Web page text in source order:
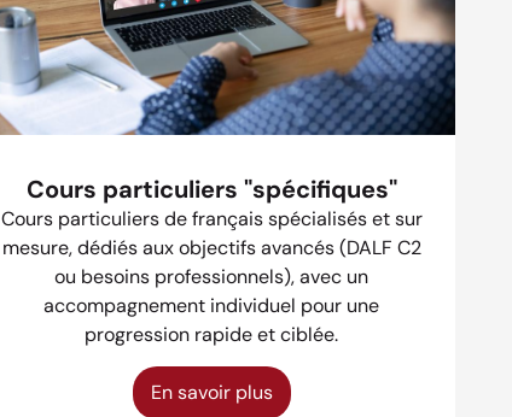
Cours particuliers "spécifiques"
Cours particuliers de français spécialisés et sur
mesure, dédiés aux objectifs avancés (DALF C2
ou besoins professionnels), avec un
accompagnement individuel pour une
progression rapide et ciblée.
En savoir plus